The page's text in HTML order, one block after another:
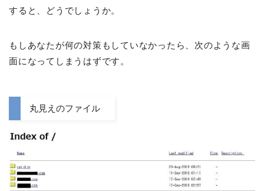
すると、どうでしょうか。
もしあなたが何の対策もしていなかったら、次のような画
面になってしまうはずです。
丸見えのファイル